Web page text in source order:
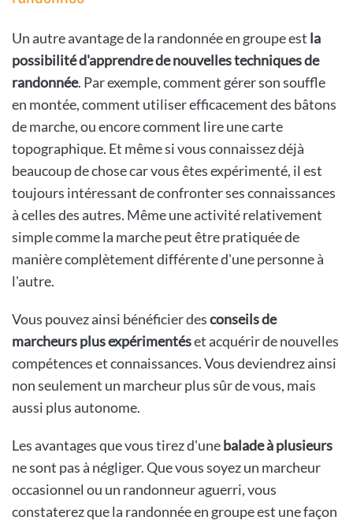
Un autre avantage de la randonnée en groupe est la
possibilité d'apprendre de nouvelles techniques de
randonnée. Par exemple, comment gérer son souffle
en montée, comment utiliser efficacement des bâtons
de marche, ou encore comment lire une carte
topographique. Et même si vous connaissez déjà
beaucoup de chose car vous êtes expérimenté, il est
toujours intéressant de confronter ses connaissances
à celles des autres. Même une activité relativement
simple comme la marche peut être pratiquée de
manière complètement différente d'une personne à
l'autre.
Vous pouvez ainsi bénéficier desconseils de
marcheurs plus expérimentéset acquérir de nouvelles
compétences et connaissances. Vous deviendrez ainsi
non seulement un marcheur plus sûr de vous, mais
aussi plus autonome.
Les avantages que vous tirez d'unebalade à plusieurs
ne sont pas à négliger. Que vous soyez un marcheur
occasionnel ou un randonneur aguerri, vous
constaterez que la randonnée en groupe est une façon